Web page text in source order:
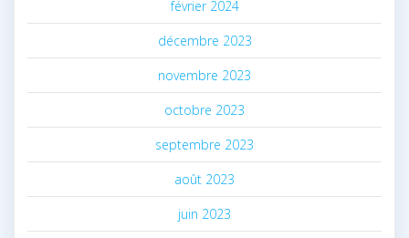
février 2024
décembre 2023
novembre 2023
octobre 2023
septembre 2023
août 2023
juin 2023